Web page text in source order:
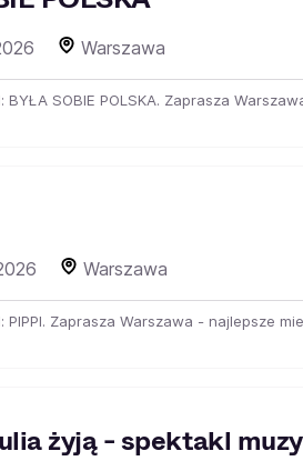
Warszawa
BYŁA SOBIE POLSKA. Zaprasza
Warszawa
PIPPI. Zaprasza Warszawa - najlepsze
żyją - spektakl